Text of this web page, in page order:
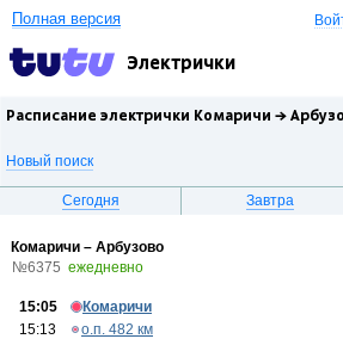
Полная версия
Электрички
Расписание электрички Комаричи →
Новый поиск
Сегодня Завтра
Комаричи – Арбузово
№6375 ежедневно
15:05
Комаричи
15:13
о.п. 482 км